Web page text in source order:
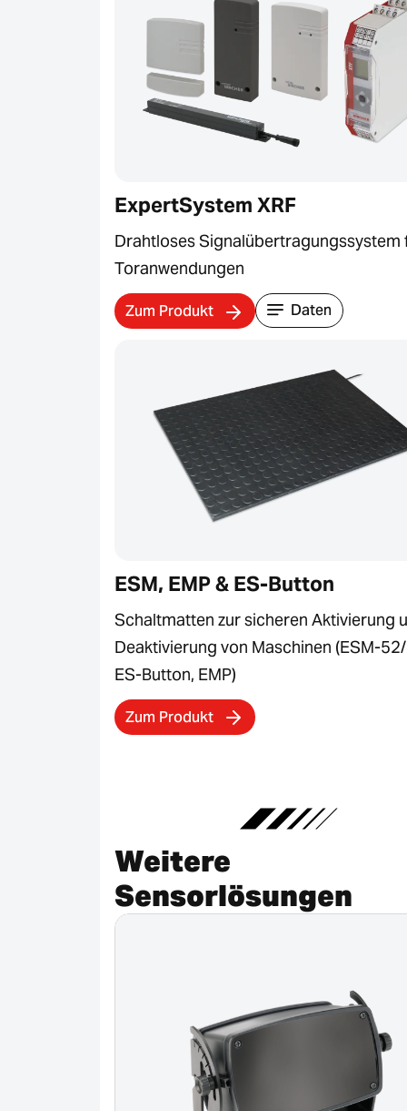
ExpertSystem XRF
Drahtloses Signalübertragungssystem
Toranwendungen
Zum Produkt Daten
ESM, EMP & ES-Button
Schaltmatten zur sicheren Aktivierung
Deaktivierung von Maschinen (ESM-
ES-Button, EMP)
Zum Produkt
Weitere
Sensorlösungen